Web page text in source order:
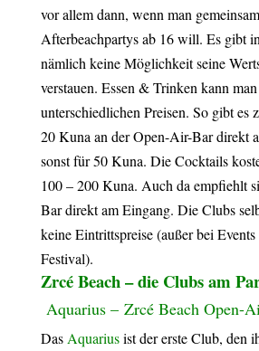
vor allem dann, wenn man
Afterbeachpartys ab 16 will. Es gibt
nämlich keine Möglichkeit seine
verstauen. Essen & Trinken kann
unterschiedlichen Preisen. So gibt es
20 Kuna an der Open-Air-Bar direkt
sonst für 50 Kuna. Die Cocktails
100 – 200 Kuna. Auch da empfiehlt
Bar direkt am Eingang. Die Clubs
keine Eintrittspreise (außer bei
Festival).
Zrcé Beach – die Clubs am
Aquarius – Zrcé Beach Open-
Das Aquariusist der erste Club, den